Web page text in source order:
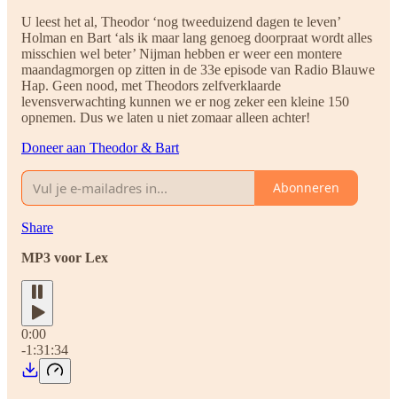
U leest het al, Theodor ‘nog tweeduizend dagen te leven’
Holman en Bart ‘als ik maar lang genoeg doorpraat wordt alles
misschien wel beter’ Nijman hebben er weer een montere
maandagmorgen op zitten in de 33e episode van Radio Blauwe
Hap. Geen nood, met Theodors zelfverklaarde
levensverwachting kunnen we er nog zeker een kleine 150
opnemen. Dus we laten u niet zomaar alleen achter!
Doneer aan Theodor & Bart
Abonneren
Share
MP3 voor Lex
0:00
-1:31:34